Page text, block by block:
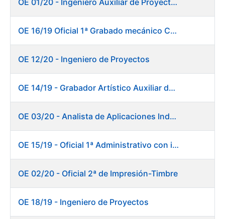
Mostrar/Ocultar
OE 01/20 - Ingeniero Auxiliar de Proyectos
OE 16/19 Oficial 1ª Grabado mecánico CAD
OE 12/20 - Ingeniero de Proyectos
OE 14/19 - Grabador Artístico Auxiliar de Originales. Departamento de Preimpresión
OE 03/20 - Analista de Aplicaciones Industriales
OE 15/19 - Oficial 1ª Administrativo con inglés y francés
OE 02/20 - Oficial 2ª de Impresión-Timbre
OE 18/19 - Ingeniero de Proyectos